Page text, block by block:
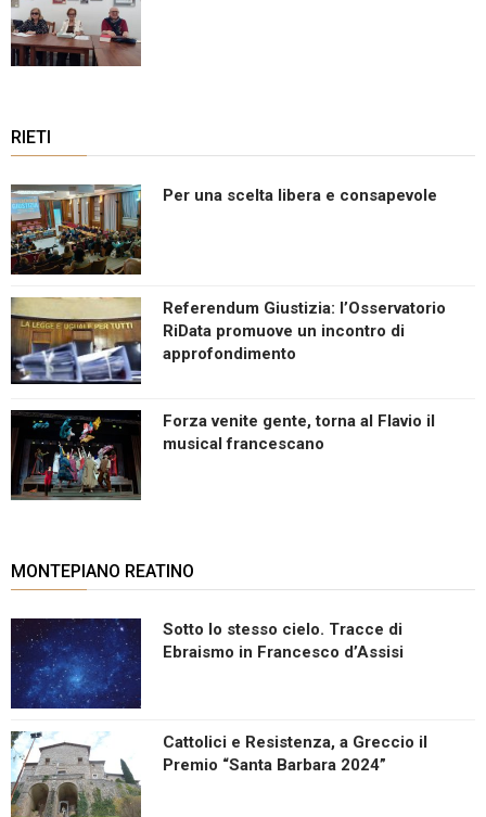
RIETI
Per una scelta libera e consapevole
Referendum Giustizia: l’Osservatorio
RiData promuove un incontro di
approfondimento
Forza venite gente, torna al Flavio il
musical francescano
MONTEPIANO REATINO
Sotto lo stesso cielo. Tracce di
Ebraismo in Francesco d’Assisi
Cattolici e Resistenza, a Greccio il
Premio “Santa Barbara 2024”